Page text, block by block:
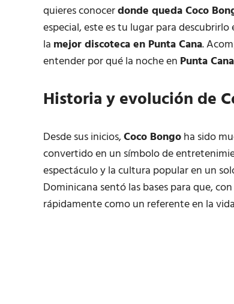
quieres conocerdonde queda Coco
especial, este es tu lugar para
la mejor discoteca en Punta Cana.
entender por qué la noche en Punta
Historia y evolución de
Desde sus inicios,Coco Bongoha sido
convertido en un símbolo de
espectáculo y la cultura popular en un
Dominicana sentó las bases para que,
rápidamente como un referente en la